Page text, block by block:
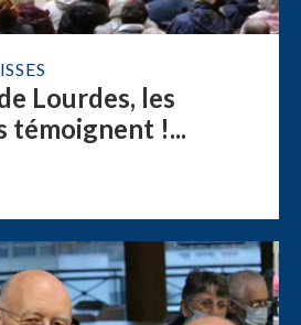
Lourdes, les
témoignent !...